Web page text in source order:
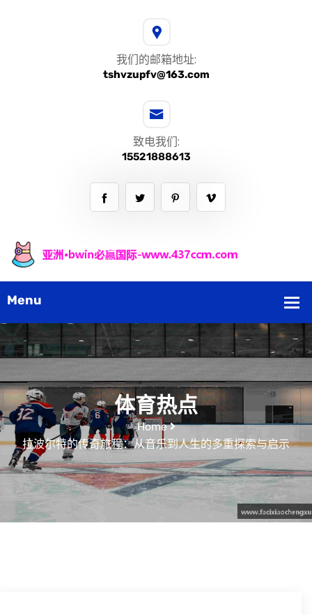
我们的邮箱地址:
tshvzupfv@163.com
致电我们:
15521888613
体育热点
Home
拉波尔特的传奇旅程：从音乐到人生的多重探索与启示